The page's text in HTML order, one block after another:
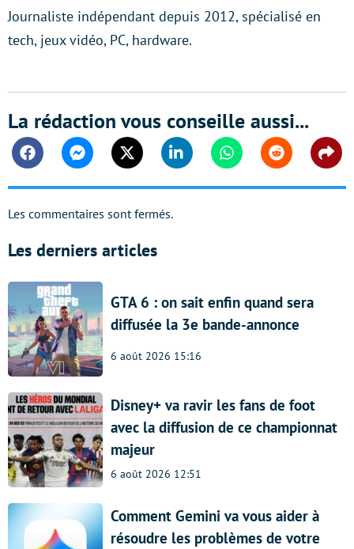
Journaliste indépendant depuis 2012, spécialisé en
tech, jeux vidéo, PC, hardware.
La rédaction vous conseille aussi...
FacebookMessengerTwitter Linkedin WhatsappReddit
Les commentaires sont fermés.
Les derniers articles
GTA 6 : on sait enfin quand sera
diffusée la 3e bande-annonce
6 août 2026 15:16
Disney+ va ravir les fans de foot
avec la diffusion de ce championnat
majeur
6 août 2026 12:51
Comment Gemini va vous aider à
résoudre les problèmes de votre